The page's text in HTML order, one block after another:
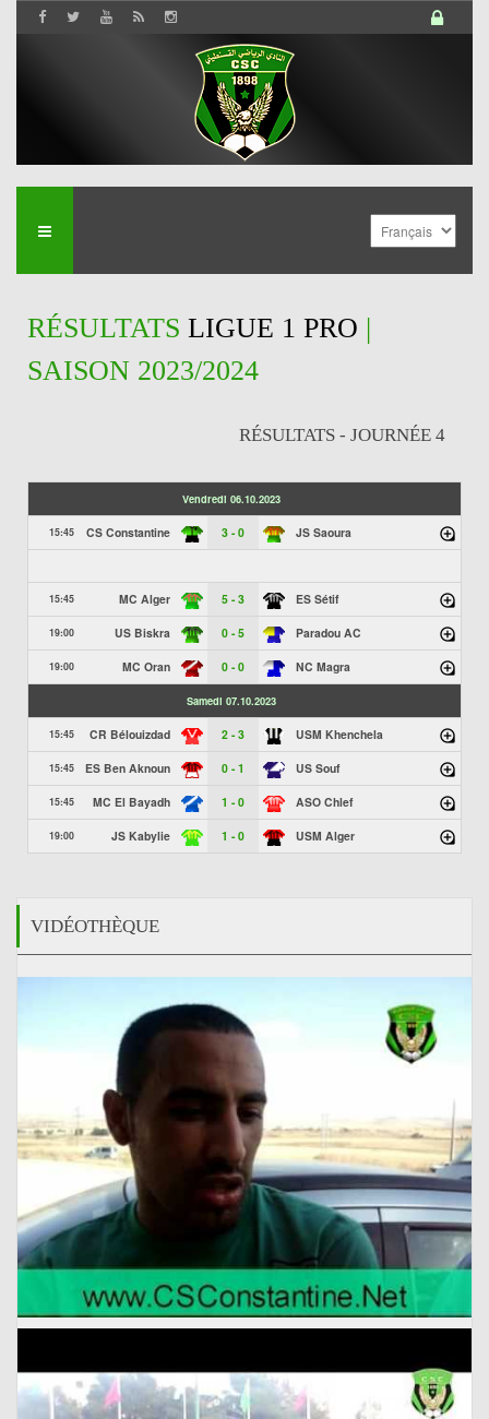
RÉSULTATS LIGUE 1 PRO |
SAISON 2023/2024
RÉSULTATS - JOURNÉE 4
Vendredi 06.10.2023
15:45 CS Constantine 3 - 0 JS Saoura
15:45 MC Alger 5 - 3 ES Sétif
19:00 US Biskra 0 - 5 Paradou AC
19:00 MC Oran 0 - 0 NC Magra
Samedi 07.10.2023
15:45 CR Bélouizdad 2 - 3 USM Khenchela
15:45 ES Ben Aknoun 0 - 1 US Souf
15:45 MC El Bayadh 1 - 0 ASO Chlef
19:00 JS Kabylie 1 - 0 USM Alger
VIDÉOTHÈQUE